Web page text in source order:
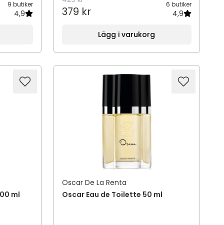
9 butiker
4,9 379 kr
6 butiker
4,9
Lägg i varukorg
ml
Oscar De La Renta
Oscar Eau de Toilette 50 ml